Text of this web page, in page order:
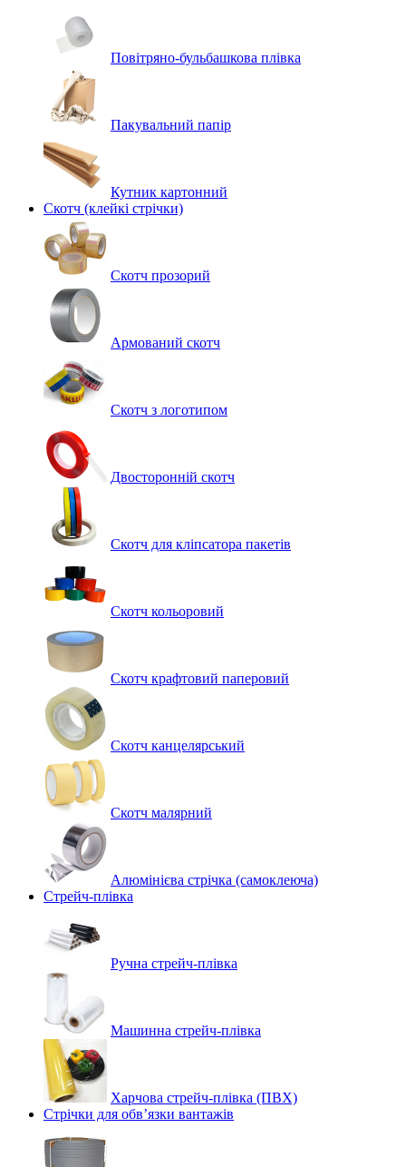
Повітряно-бульбашкова плівка
Пакувальний папір
Кутник картонний
Скотч (клейкі стрічки)
Скотч прозорий
Армований скотч
Скотч з логотипом
Двосторонній скотч
Скотч для кліпсатора пакетів
Скотч кольоровий
Скотч крафтовий паперовий
Скотч канцелярський
Скотч малярний
Алюмінієва стрічка (самоклеюча)
Стрейч-плівка
Ручна стрейч-плівка
Машинна стрейч‑плівка
Харчова стрейч-плівка (ПВХ)
Стрічки для обв’язки вантажів